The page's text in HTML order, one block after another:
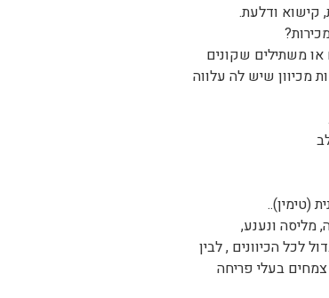
קישוא ודלעת.
משתילים שקונים
מכיוון שיש לה עלווה
(טימין)..
מליסה ונענע,
לכל הכיוונים , לבין
בעלי פריחה